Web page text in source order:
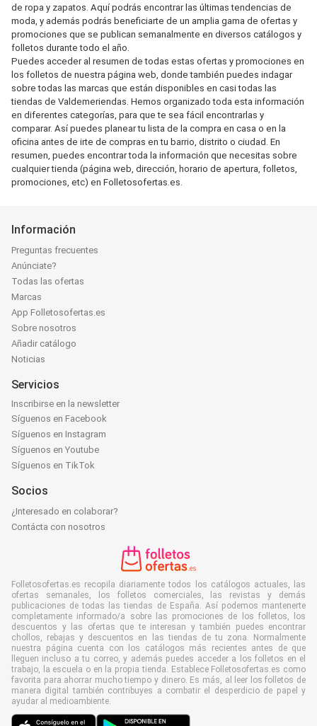
de ropa y zapatos. Aquí podrás encontrar las últimas tendencias de
moda, y además podrás beneficiarte de un amplia gama de ofertas y
promociones que se publican semanalmente en diversos catálogos y
folletos durante todo el año.
Puedes acceder al resumen de todas estas ofertas y promociones en
los folletos de nuestra página web, donde también puedes indagar
sobre todas las marcas que están disponibles en casi todas las
tiendas de Valdemeriendas. Hemos organizado toda esta información
en diferentes categorías, para que te sea fácil encontrarlas y
comparar. Así puedes planear tu lista de la compra en casa o en la
oficina antes de irte de compras en tu barrio, distrito o ciudad. En
resumen, puedes encontrar toda la información que necesitas sobre
cualquier tienda (página web, dirección, horario de apertura, folletos,
promociones, etc) en Folletosofertas.es.
Información
Preguntas frecuentes
Anúnciate?
Todas las ofertas
Marcas
App Folletosofertas.es
Sobre nosotros
Añadir catálogo
Noticias
Servicios
Inscribirse en la newsletter
Síguenos en Facebook
Síguenos en Instagram
Síguenos en Youtube
Síguenos en TikTok
Socios
¿Interesado en colaborar?
Contácta con nosotros
Folletosofertas.es recopila diariamente todos los catálogos actuales, las
ofertas semanales, los folletos comerciales, las revistas y demás
publicaciones de todas las tiendas de España. Así podemos mantenerte
completamente informado/a sobre las promociones de los folletos, los
descuentos y las ofertas que te interesan y también puedes encontrar
chollos, rebajas y descuentos en las tiendas de tu zona. Normalmente
nuestra página cuenta con los catálogos más recientes antes de que
lleguen incluso a tu correo, y además puedes acceder a los folletos en el
trabajo, la escuela o en la propia tienda. Establece Folletosofertas.es como
favorita para ahorrar mucho tiempo y dinero. Es más, al leer los folletos de
manera digital también contribuyes a combatir el desperdicio de papel y
ayudar al medioambiente.